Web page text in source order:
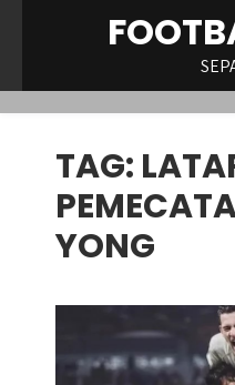
TAG:
YONG